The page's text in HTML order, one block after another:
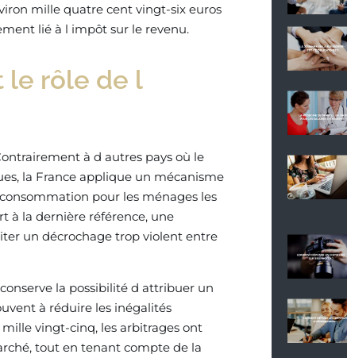
mille quatre cent vingt-six euros
lié à l impôt sur le revenu.
le rôle de l
à d autres pays où le
la France applique un mécanisme
pour les ménages les
à la dernière référence, une
un décrochage trop violent entre
la possibilité d attribuer un
à réduire les inégalités
vingt-cinq, les arbitrages ont
tout en tenant compte de la